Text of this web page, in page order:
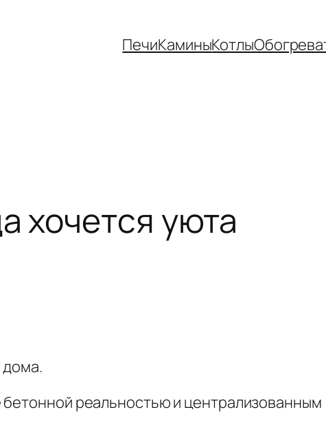
ПечиКаминыКотлы
хочется уюта
дома.
бетонной реальностью и централизованным